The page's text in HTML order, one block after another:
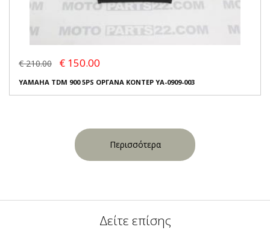
€ 210.00 € 150.00
YAMAHA TDM 900 5PS ΟΡΓΑΝΑ ΚΟΝΤΕΡ YA-0909-003
Περισσότερα
Δείτε επίσης